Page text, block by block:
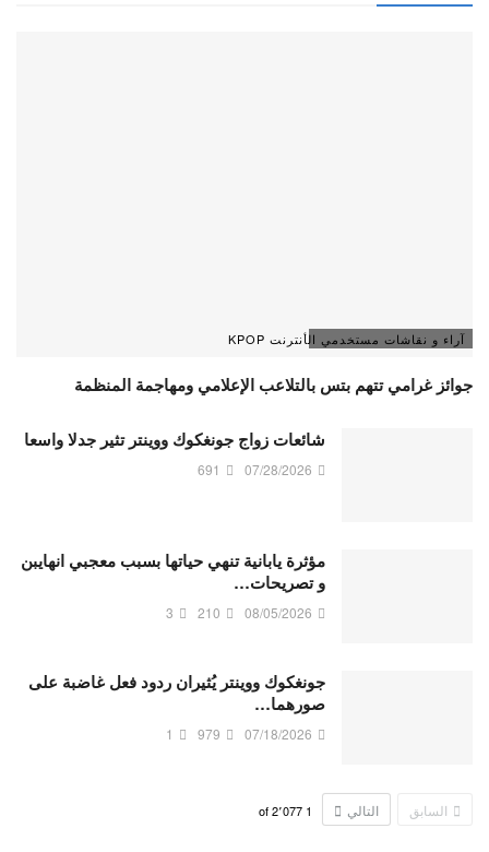
آراء و نقاشات مستخدمي الأنترنت KPOP
جوائز غرامي تتهم بتس بالتلاعب الإعلامي ومهاجمة المنظمة
شائعات زواج جونغكوك ووينتر تثير جدلا واسعا
07/28/2026
691
مؤثرة يابانية تنهي حياتها بسبب معجبي انهايبن
و تصريحات…
08/05/2026
210
3
جونغكوك ووينتر يُثيران ردود فعل غاضبة على
صورهما…
07/18/2026
979
1
السابق التالي 1 2٬077